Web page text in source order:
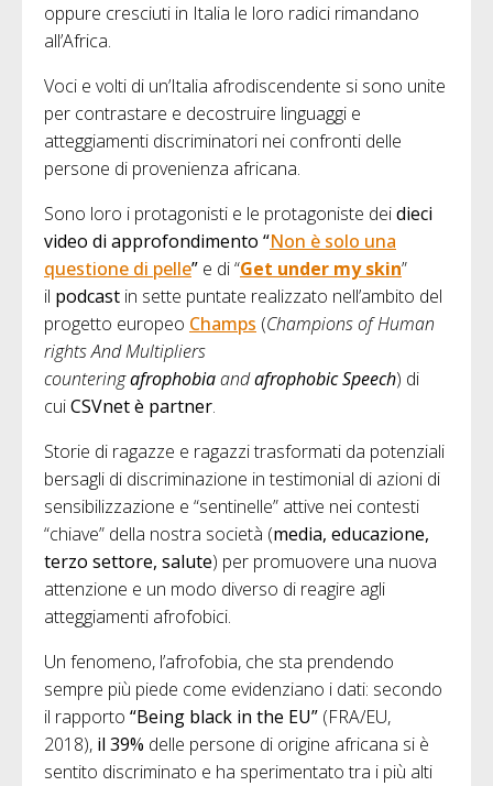
oppure cresciuti in Italia le loro radici rimandano
all’Africa.
Voci e volti di un’Italia afrodiscendente si sono unite
per contrastare e decostruire linguaggi e
atteggiamenti discriminatori nei confronti delle
persone di provenienza africana.
Sono loro i protagonisti e le protagoniste deidieci
video di approfondimento “Non è solo una
questione di pelle” e di “Get under my skin”
il podcast in sette puntate realizzato nell’ambito del
progetto europeo Champs (Champions of Human
rights And Multipliers
counteringafrophobiaandafrophobic Speech) di
cuiCSVnet è partner.
Storie di ragazze e ragazzi trasformati da potenziali
bersagli di discriminazione in testimonial di azioni di
sensibilizzazione e “sentinelle” attive nei contesti
“chiave” della nostra società (media, educazione,
terzo settore, salute) per promuovere una nuova
attenzione e un modo diverso di reagire agli
atteggiamenti afrofobici.
Un fenomeno, l’afrofobia, che sta prendendo
sempre più piede come evidenziano i dati: secondo
il rapporto “Being black in the EU” (FRA/EU,
2018), il 39% delle persone di origine africana si è
sentito discriminato e ha sperimentato tra i più alti